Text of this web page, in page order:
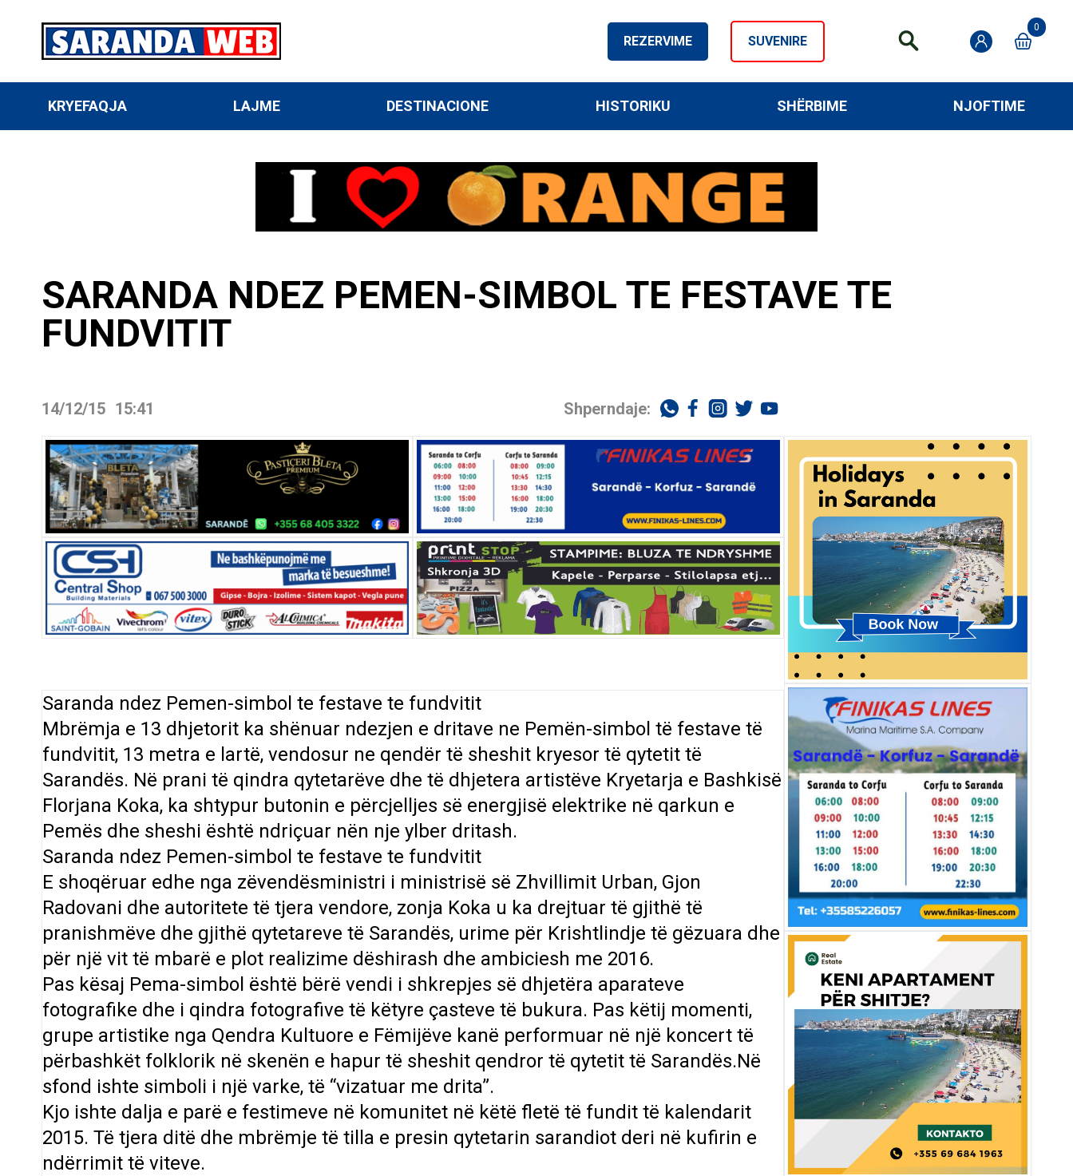
REZERVIME SUVENIRE
0
KRYEFAQJA LAJME DESTINACIONE HISTORIKU SHËRBIME NJOFTIME
SARANDA NDEZ PEMEN-SIMBOL TE FESTAVE TE
FUNDVITIT
14/12/15 15:41 Shperndaje:
​Saranda ndez Pemen-simbol te festave te fundvitit
Mbrëmja e 13 dhjetorit ka shënuar ndezjen e dritave ne Pemën-simbol të festave të
fundvitit, 13 metra e lartë, vendosur ne qendër të sheshit kryesor të qytetit të
Sarandës. Në prani të qindra qytetarëve dhe të dhjetera artistëve Kryetarja e Bashkisë
Florjana Koka, ka shtypur butonin e përcjelljes së energjisë elektrike në qarkun e
Pemës dhe sheshi është ndriçuar nën nje ylber dritash.
Saranda ndez Pemen-simbol te festave te fundvitit
E shoqëruar edhe nga zëvendësministri i ministrisë së Zhvillimit Urban, Gjon
Radovani dhe autoritete të tjera vendore, zonja Koka u ka drejtuar të gjithë të
pranishmëve dhe gjithë qytetareve të Sarandës, urime për Krishtlindje të gëzuara dhe
për një vit të mbarë e plot realizime dëshirash dhe ambiciesh me 2016.
Pas kësaj Pema-simbol është bërë vendi i shkrepjes së dhjetëra aparateve
fotografike dhe i qindra fotografive të këtyre çasteve të bukura. Pas këtij momenti,
grupe artistike nga Qendra Kultuore e Fëmijëve kanë performuar në një koncert të
përbashkët folklorik në skenën e hapur të sheshit qendror të qytetit të Sarandës.Në
sfond ishte simboli i një varke, të “vizatuar me drita”.
Kjo ishte dalja e parë e festimeve në komunitet në këtë fletë të fundit të kalendarit
2015. Të tjera ditë dhe mbrëmje të tilla e presin qytetarin sarandiot deri në kufirin e
ndërrimit të viteve.